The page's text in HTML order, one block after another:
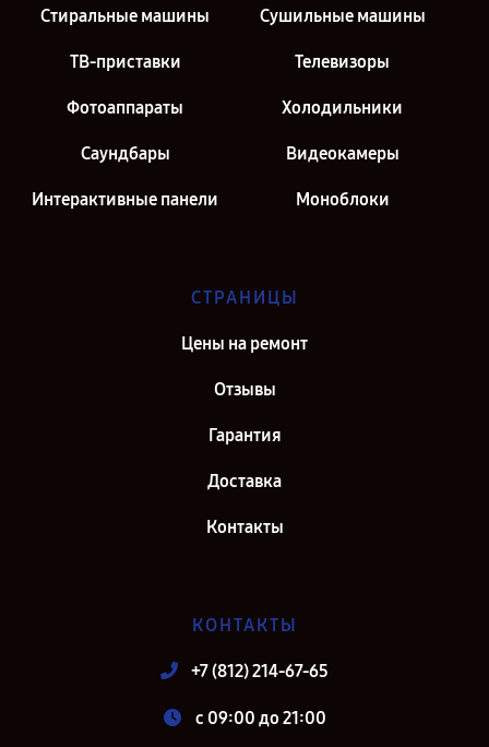
Стиральные машины Сушильные машины
ТВ-приставки Телевизоры
Фотоаппараты Холодильники
Саундбары Видеокамеры
Интерактивные панели Моноблоки
СТРАНИЦЫ
Цены на ремонт
Отзывы
Гарантия
Доставка
Контакты
КОНТАКТЫ
+7 (812) 214-67-65
c 09:00 до 21:00